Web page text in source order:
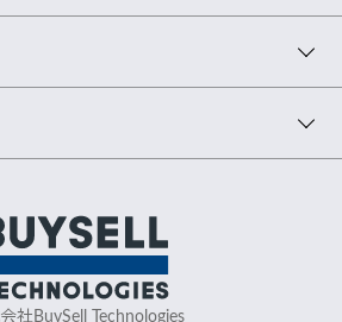
社BuySell Technologies